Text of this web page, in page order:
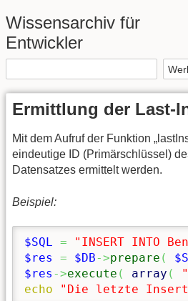
Wissensarchiv für
Entwickler
Ermittlung der Last-
Mit dem Aufruf der Funktion
eindeutige ID (Primärschlüssel)
Datensatzes ermittelt werden.
Beispiel:
$SQL =
"INSERT INTO
$res
= $DB->prepare (
$res ->execute ( array (
echo
"Die letzte